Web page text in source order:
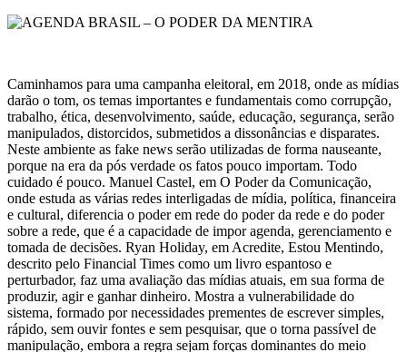
Caminhamos para uma campanha eleitoral, em 2018, onde as mídias
darão o tom, os temas importantes e fundamentais como corrupção,
trabalho, ética, desenvolvimento, saúde, educação, segurança, serão
manipulados, distorcidos, submetidos a dissonâncias e disparates.
Neste ambiente as fake news serão utilizadas de forma nauseante,
porque na era da pós verdade os fatos pouco importam. Todo
cuidado é pouco. Manuel Castel, em O Poder da Comunicação,
onde estuda as várias redes interligadas de mídia, política, financeira
e cultural, diferencia o poder em rede do poder da rede e do poder
sobre a rede, que é a capacidade de impor agenda, gerenciamento e
tomada de decisões. Ryan Holiday, em Acredite, Estou Mentindo,
descrito pelo Financial Times como um livro espantoso e
perturbador, faz uma avaliação das mídias atuais, em sua forma de
produzir, agir e ganhar dinheiro. Mostra a vulnerabilidade do
sistema, formado por necessidades prementes de escrever simples,
rápido, sem ouvir fontes e sem pesquisar, que o torna passível de
manipulação, embora a regra sejam forças dominantes do meio